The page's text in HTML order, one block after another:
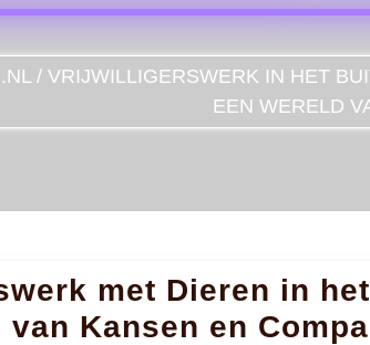
/ VRIJWILLIGERSWERK IN HET
EEN WERELD
met Dieren in
van Kansen en